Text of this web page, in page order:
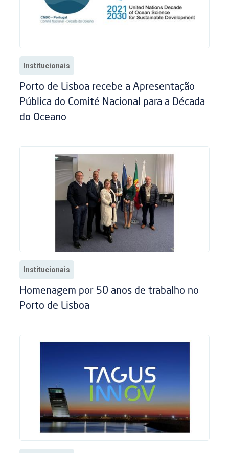
Institucionais
Porto de Lisboa recebe a Apresentação
Pública do Comité Nacional para a Década
do Oceano
Institucionais
Homenagem por 50 anos de trabalho no
Porto de Lisboa